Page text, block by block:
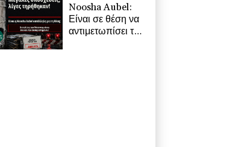
Noosha Aubel:
Είναι σε θέση να
αντιμετωπίσει τα